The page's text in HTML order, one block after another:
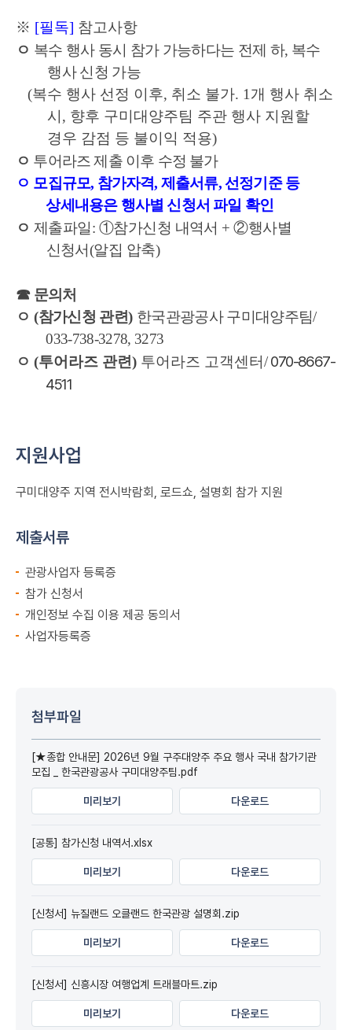
※ [필독] 참고사항
ㅇ 복수 행사 동시 참가 가능하다는 전제 하, 복수
행사 신청 가능
(복수 행사 선정 이후, 취소 불가. 1 개 행사 취소
시 , 향후 구미대양주팀 주관 행사 지원할
경우 감점 등 불이익 적용)
ㅇ 투어라즈 제출 이후 수정 불가
ㅇ 모집규모, 참가자격, 제출서류,선정기준등
상세내용은 행사별 신청서 파일 확인
ㅇ 제출파일: ①참가신청 내역서 +②행사별
신청서(알집 압축)
☎ 문의처
ㅇ (참가신청 관련) 한국관광공사 구미대양주팀/
033-738-3278, 3273
ㅇ (투어라즈 관련) 투어라즈 고객센터/ 070-8667-
4511
지원사업
구미대양주 지역 전시박람회, 로드쇼, 설명회 참가 지원
제출서류
관광사업자 등록증
참가 신청서
개인정보 수집 이용 제공 동의서
사업자등록증
첨부파일
[★종합 안내문] 2026년 9월 구주대양주 주요 행사 국내 참가기관
모집 _ 한국관광공사 구미대양주팀.pdf
미리보기 다운로드
[공통] 참가신청 내역서.xlsx
미리보기 다운로드
[신청서] 뉴질랜드 오클랜드 한국관광 설명회.zip
미리보기 다운로드
[신청서] 신흥시장 여행업계 트래블마트.zip
미리보기 다운로드